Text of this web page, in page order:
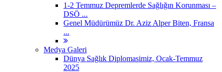
1-2 Temmuz Depremlerde Sağlığın Korunması –
DSÖ ...
Genel Müdürümüz Dr. Aziz Alper Biten, Fransa
...
Medya Galeri
Dünya Sağlık Diplomasimiz, Ocak-Temmuz
2025